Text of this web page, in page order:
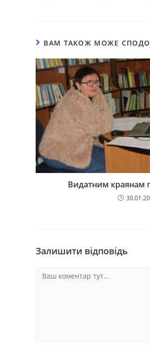
ВАМ ТАКОЖ МОЖЕ
Видатним краянам
Залишити відповідь